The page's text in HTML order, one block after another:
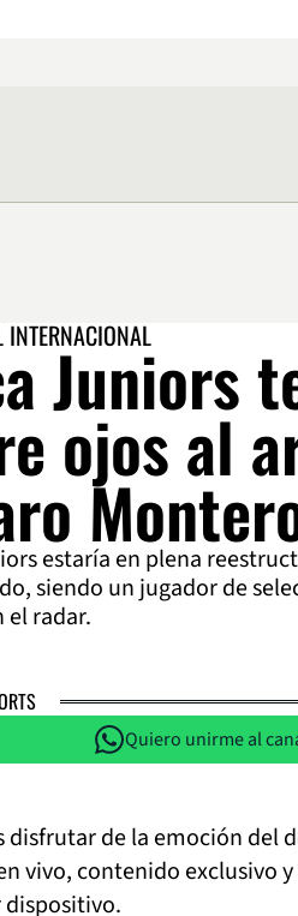
INTERNACIONAL
Juniors
ojos al
estaría en plena
siendo un jugador de
el radar.
Quiero unirme al
disfrutar de la emoción del
vivo, contenido exclusivo